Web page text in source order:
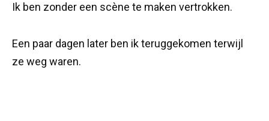
Ik ben zonder een scène te maken vertrokken.
Een paar dagen later ben ik teruggekomen terwijl
ze weg waren.